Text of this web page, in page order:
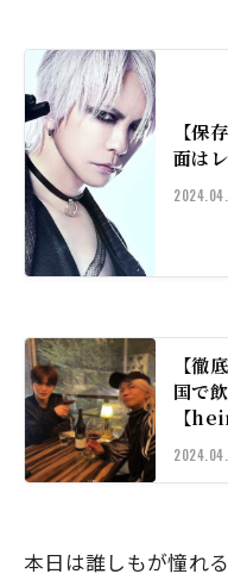
【保
面は
【徹
国で
【
本日は誰しもが憧れ